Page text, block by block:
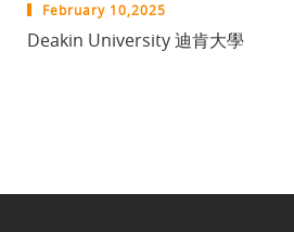
February 10,2025
Deakin University 迪肯大學